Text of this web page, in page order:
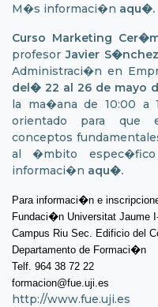
M�s informaci�n aqu�.
Curso Marketing
profesorJavier
Administraci�n en
del� 22 al 26 de mayo
la ma�ana de 10:00 a
orientado para que
conceptos
al �mbito
informaci�n aqu�.
Para informaci�n e
Fundaci�n Universitat Jaume
Campus Riu Sec. Edificio del
Departamento de Formaci�n
Telf. 964 38 72 22
formacion@fue.uji.es
http://www.fue.uji.es